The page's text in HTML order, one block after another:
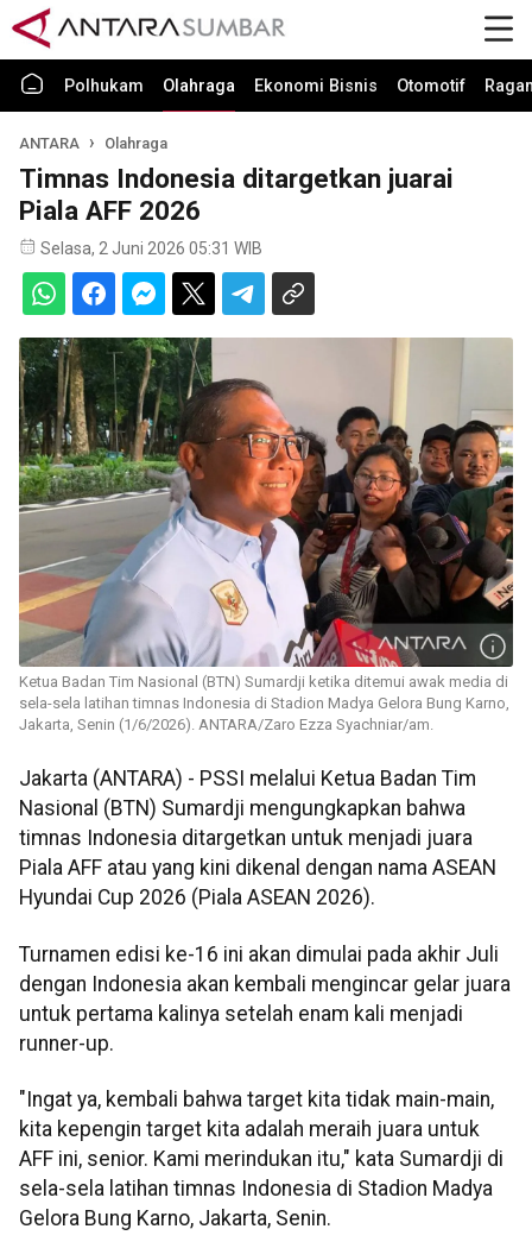
Polhukam Olahraga Ekonomi Bisnis Otomotif
ANTARA Olahraga
Timnas Indonesia ditargetkan juarai
Piala AFF 2026
Selasa, 2 Juni 2026 05:31 WIB
Ketua Badan Tim Nasional (BTN) Sumardji ketika ditemui awak media di
sela-sela latihan timnas Indonesia di Stadion Madya Gelora Bung Karno,
Jakarta, Senin (1/6/2026). ANTARA/Zaro Ezza Syachniar/am.
Jakarta (ANTARA) - PSSI melalui Ketua Badan Tim
Nasional (BTN) Sumardji mengungkapkan bahwa
timnas Indonesia ditargetkan untuk menjadi juara
Piala AFF atau yang kini dikenal dengan nama ASEAN
Hyundai Cup 2026 (Piala ASEAN 2026).
Turnamen edisi ke-16 ini akan dimulai pada akhir Juli
dengan Indonesia akan kembali mengincar gelar juara
untuk pertama kalinya setelah enam kali menjadi
runner-up.
"Ingat ya, kembali bahwa target kita tidak main-main,
kita kepengin target kita adalah meraih juara untuk
AFF ini, senior. Kami merindukan itu," kata Sumardji di
sela-sela latihan timnas Indonesia di Stadion Madya
Gelora Bung Karno, Jakarta, Senin.